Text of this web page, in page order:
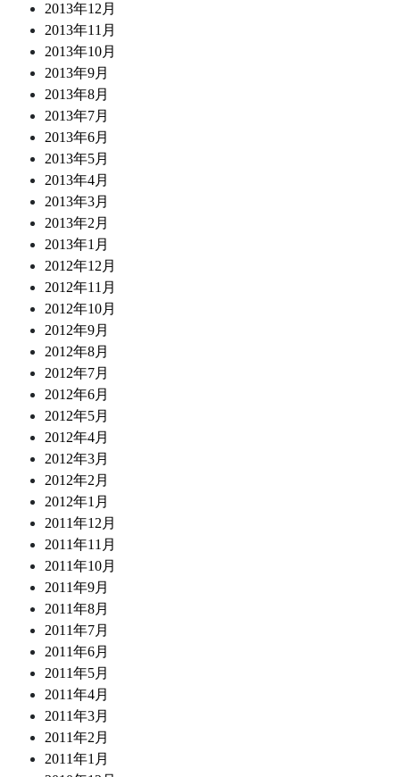
2013年12月
2013年11月
2013年10月
2013年9月
2013年8月
2013年7月
2013年6月
2013年5月
2013年4月
2013年3月
2013年2月
2013年1月
2012年12月
2012年11月
2012年10月
2012年9月
2012年8月
2012年7月
2012年6月
2012年5月
2012年4月
2012年3月
2012年2月
2012年1月
2011年12月
2011年11月
2011年10月
2011年9月
2011年8月
2011年7月
2011年6月
2011年5月
2011年4月
2011年3月
2011年2月
2011年1月